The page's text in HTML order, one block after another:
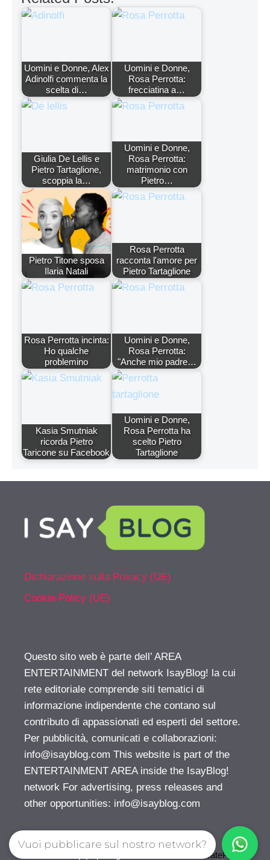
Uomini e Donne, Alex
Adinolfi commenta la
scelta di…
Uomini e Donne,
Rosa Perrotta:
frecciatina a…
Giulia De Lellis e
Pietro Tartaglione,
scoppia la…
Uomini e Donne,
Rosa Perrotta:
matrimonio con
Pietro…
Pietro Titone sposa
Ilaria Natali
Rosa Perrotta
racconta l'amore per
Pietro Tartaglione
Rosa Perrotta incinta:
Ho qualche
problemino
Uomini e Donne,
Rosa Perrotta:
"Anche mio padre…
Kasia Smutniak
ricorda Pietro
Taricone su Facebook
Uomini e Donne,
Rosa Perrotta ha
scelto Pietro
Tartaglione
Dichiarazione sulla Privacy (UE)
Cookie Policy (UE)
Questo sito web è parte dell’ AREA
ENTERTAINMENT del network IsayBlog! la cui
rete editoriale comprende siti tematici di
informazione indipendente che contano sul
contributo di appassionati ed esperti del settore.
Per pubblicità, comunicati e collaborazioni:
info@isayblog.com This website is part of the
ENTERTAINMENT AREA inside the IsayBlog!
network For advertising, press releases and
other opportunities: info@isayblog.com
GeneratePress
Vuoi pubblicare sul nostro network?